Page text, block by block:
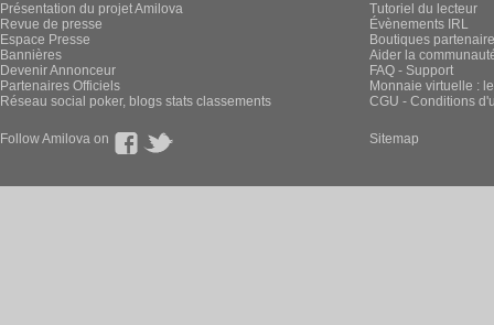
Présentation du projet Amilova
Revue de presse
Espace Presse
Bannières
Devenir Annonceur
Partenaires Officiels
Réseau social poker, blogs stats classements
Tutoriel du lecteur
Évènements IRL
Boutiques
Aider la
FAQ - Support
Monnaie virtuelle :
CGU - Conditions
Follow Amilova on Sitemap